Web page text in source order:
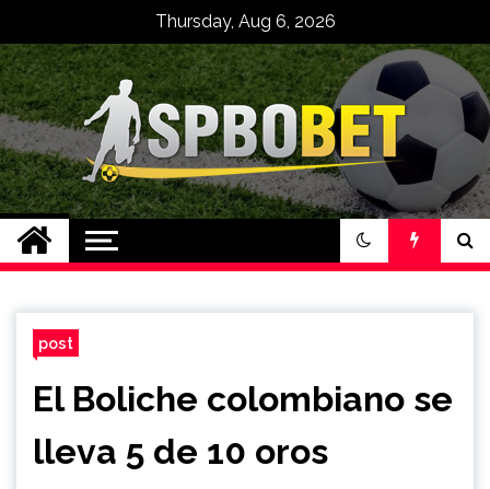
content
Thursday, Aug 6, 2026
Spbo Bet Situs
Bandar Judi Bola
Sbobet 88 Online
post
El Boliche colombiano se
lleva 5 de 10 oros